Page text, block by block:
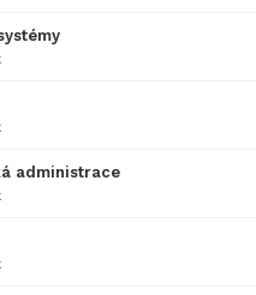
administrace